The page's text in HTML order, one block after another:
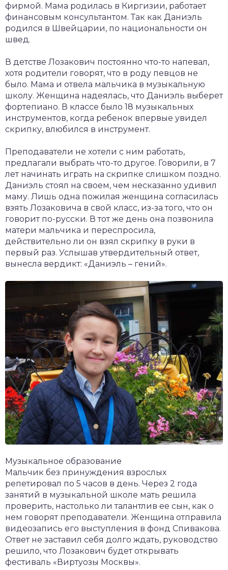
фирмой. Мама родилась в Киргизии, работает
финансовым консультантом. Так как Даниэль
родился в Швейцарии, по национальности он
швед.
В детстве Лозакович постоянно что-то напевал,
хотя родители говорят, что в роду певцов не
было. Мама и отвела мальчика в музыкальную
школу. Женщина надеялась, что Даниэль выберет
фортепиано. В классе было 18 музыкальных
инструментов, когда ребенок впервые увидел
скрипку, влюбился в инструмент.
Преподаватели не хотели с ним работать,
предлагали выбрать что-то другое. Говорили, в 7
лет начинать играть на скрипке слишком поздно.
Даниэль стоял на своем, чем несказанно удивил
маму. Лишь одна пожилая женщина согласилась
взять Лозаковича в свой класс, из-за того, что он
говорит по-русски. В тот же день она позвонила
матери мальчика и переспросила,
действительно ли он взял скрипку в руки в
первый раз. Услышав утвердительный ответ,
вынесла вердикт: «Даниэль – гений».
Музыкальное образование
Мальчик без принуждения взрослых
репетировал по 5 часов в день. Через 2 года
занятий в музыкальной школе мать решила
проверить, настолько ли талантлив ее сын, как о
нем говорят преподаватели. Женщина отправила
видеозапись его выступления в фонд Спивакова.
Ответ не заставил себя долго ждать, руководство
решило, что Лозакович будет открывать
фестиваль «Виртуозы Москвы».